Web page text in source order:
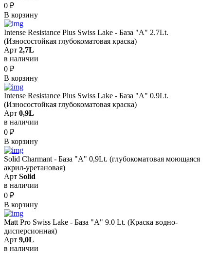
0 ₽
В корзину
Intense Resistance Plus Swiss Lake - База "A" 2.7Lt.
(Износостойкая глубокоматовая краска)
Арт 2,7L
в наличии
0 ₽
В корзину
Intense Resistance Plus Swiss Lake - База "A" 0.9Lt.
(Износостойкая глубокоматовая краска)
Арт 0,9L
в наличии
0 ₽
В корзину
Solid Сharmant - База "А" 0,9Lt. (глубокоматовая моющаяся
акрил-уретановая)
Арт Solid
в наличии
0 ₽
В корзину
Matt Pro Swiss Lake - База "A" 9.0 Lt. (Краска водно-
дисперсионная)
Арт 9,0L
в наличии